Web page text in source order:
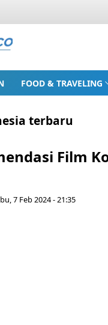
FOOD & TRAVELING
terbaru
Film
7 Feb 2024 - 21:35